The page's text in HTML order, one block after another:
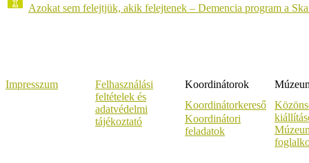
Azokat sem felejtjük, akik felejtenek – Demencia program a
Impresszum
Felhasználási
feltételek és
adatvédelmi
tájékoztató
Koordinátorok
Koordinátorkereső
Koordinátori
feladatok